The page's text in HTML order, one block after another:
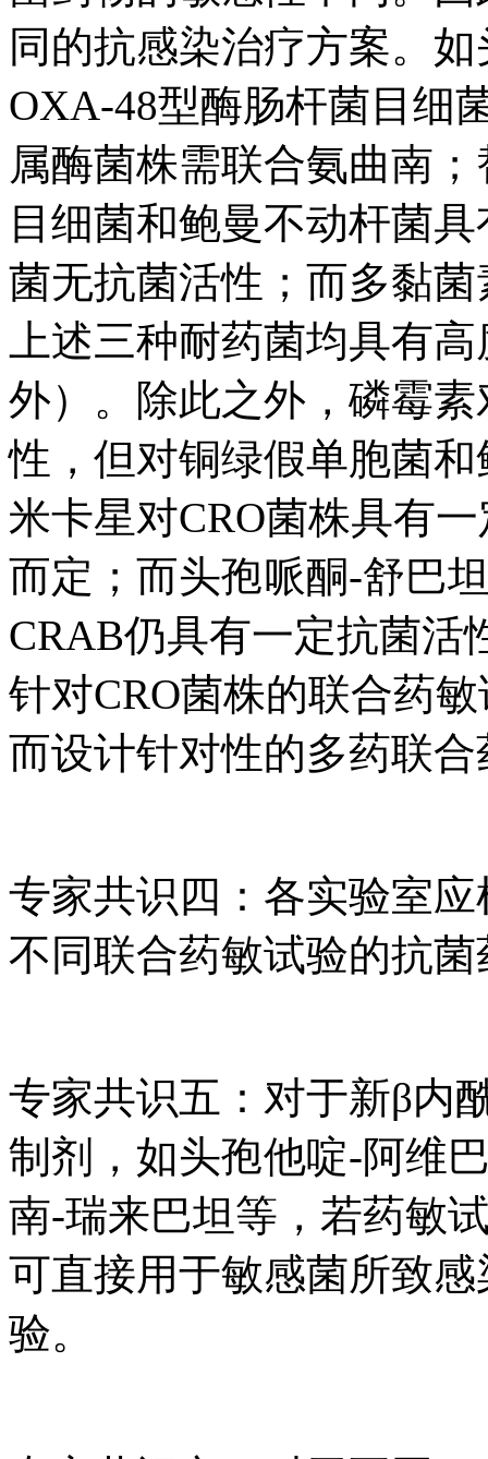
同的抗感染治疗方案。
OXA-48型酶肠杆菌目细
属酶菌株需联合氨曲南
目细菌和鲍曼不动杆菌
菌无抗菌活性；而多黏
上述三种耐药菌均具有
外）。除此之外，磷霉
性，但对铜绿假单胞菌
米卡星对CRO菌株具有
而定；而头孢哌酮-舒巴
CRAB仍具有一定抗菌活
针对CRO菌株的联合药
而设计针对性的多药联
专家共识四：各实验室
不同联合药敏试验的抗
专家共识五：对于新β内
制剂，如头孢他啶-阿维
南-瑞来巴坦等，若药敏
可直接用于敏感菌所致
验。